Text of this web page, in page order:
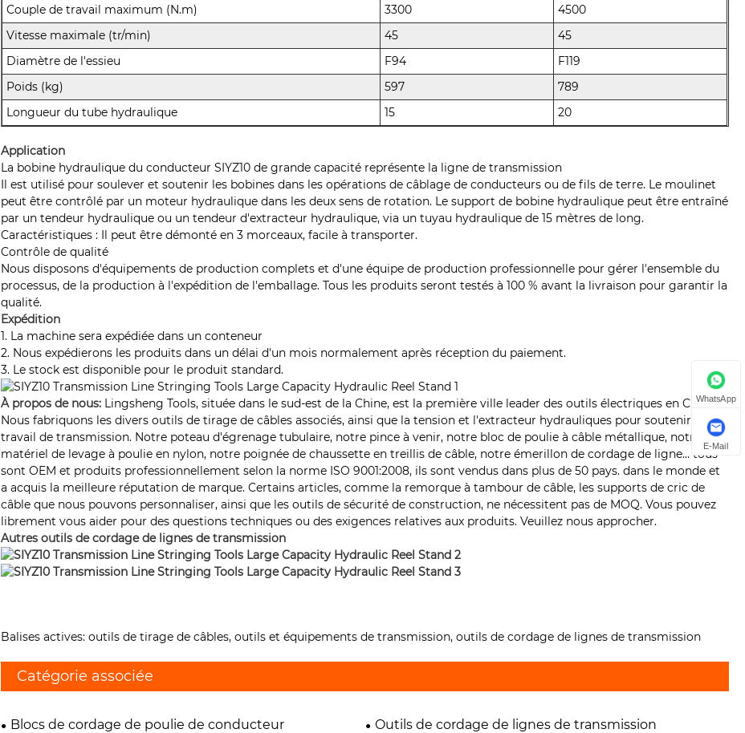
Couple de travail maximum (N.m)
3300
4500
Vitesse maximale (tr/min)
45
45
Diamètre de l'essieu
F94
F119
Poids (kg)
597
789
Longueur du tube hydraulique
15 20
Application
La bobine hydraulique du conducteur SIYZ10 de grande capacité représente la ligne de transmission
Il est utilisé pour soulever et soutenir les bobines dans les opérations de câblage de conducteurs ou de fils de terre. Le moulinet
peut être contrôlé par un moteur hydraulique dans les deux sens de rotation. Le support de bobine hydraulique peut être entraîné
par un tendeur hydraulique ou un tendeur d'extracteur hydraulique, via un tuyau hydraulique de 15 mètres de long.
Caractéristiques : Il peut être démonté en 3 morceaux, facile à transporter.
Contrôle de qualité
Nous disposons d'équipements de production complets et d'une équipe de production professionnelle pour gérer l'ensemble du
processus, de la production à l'expédition de l'emballage. Tous les produits seront testés à 100 % avant la livraison pour garantir la
qualité.
Expédition
1. La machine sera expédiée dans un conteneur
2. Nous expédierons les produits dans un délai d'un mois normalement après réception du paiement.
3. Le stock est disponible pour le produit standard.
À propos de nous: Lingsheng Tools, située dans le sud-est de la Chine, est la première ville leader des outils électriques en Chine.
Nous fabriquons les divers outils de tirage de câbles associés, ainsi que la tension et l'extracteur hydrauliques pour soutenir le
travail de transmission. Notre poteau d'égrenage tubulaire, notre pince à venir, notre bloc de poulie à câble métallique, notre
matériel de levage à poulie en nylon, notre poignée de chaussette en treillis de câble, notre émerillon de cordage de ligne… tous
sont OEM et produits professionnellement selon la norme ISO 9001:2008, ils sont vendus dans plus de 50 pays. dans le monde et
a acquis la meilleure réputation de marque. Certains articles, comme la remorque à tambour de câble, les supports de cric de
câble que nous pouvons personnaliser, ainsi que les outils de sécurité de construction, ne nécessitent pas de MOQ. Vous pouvez
librement vous aider pour des questions techniques ou des exigences relatives aux produits. Veuillez nous approcher.
Autres outils de cordage de lignes de transmission
Balises actives: outils de tirage de câbles, outils et équipements de transmission, outils de cordage de lignes de transmission
Catégorie associée
Blocs de cordage de poulie de conducteur
Outils de cordage de lignes de transmission
WhatsApp
E-Mail